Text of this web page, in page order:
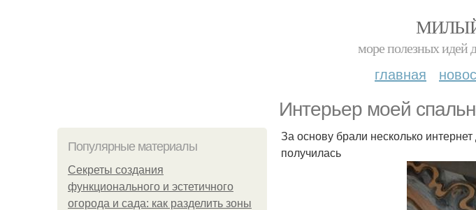
море полезных идей
главная
Интерьер моей
Популярные материалы
Секреты создания
функционального и эстетичного
огорода и сада: как разделить зоны
За основу брали несколько
получилась